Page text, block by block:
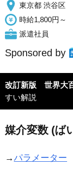
東京都 渋谷区
時給1,800円～
派遣社員
Sponsored by
改訂新版 世界大
すい解説
媒介変数 (ば
→パラメーター